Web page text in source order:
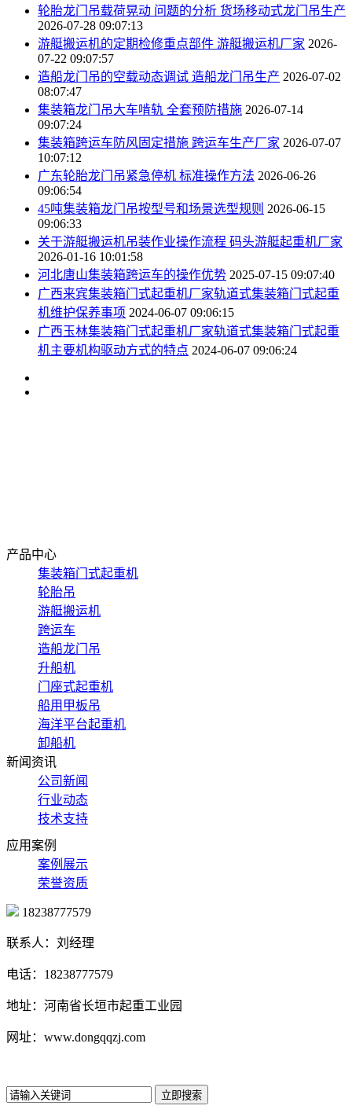
轮胎龙门吊载荷晃动 问题的分析 货场移动式龙门吊生产
2026-07-28 09:07:13
游艇搬运机的定期检修重点部件 游艇搬运机厂家 2026-
07-22 09:07:57
造船龙门吊的空载动态调试 造船龙门吊生产 2026-07-02
08:07:47
集装箱龙门吊大车啃轨 全套预防措施 2026-07-14
09:07:24
集装箱跨运车防风固定措施 跨运车生产厂家 2026-07-07
10:07:12
广东轮胎龙门吊紧急停机 标准操作方法 2026-06-26
09:06:54
45吨集装箱龙门吊按型号和场景选型规则 2026-06-15
09:06:33
关于游艇搬运机吊装作业操作流程 码头游艇起重机厂家
2026-01-16 10:01:58
河北唐山集装箱跨运车的操作优势 2025-07-15 09:07:40
广西来宾集装箱门式起重机厂家轨道式集装箱门式起重
机维护保养事项 2024-06-07 09:06:15
广西玉林集装箱门式起重机厂家轨道式集装箱门式起重
机主要机构驱动方式的特点 2024-06-07 09:06:24
产品中心
集装箱门式起重机
轮胎吊
游艇搬运机
跨运车
造船龙门吊
升船机
门座式起重机
船用甲板吊
海洋平台起重机
卸船机
新闻资讯
公司新闻
行业动态
技术支持
应用案例
案例展示
荣誉资质
18238777579
联系人：刘经理
电话：18238777579
地址：河南省长垣市起重工业园
网址：www.dongqqzj.com